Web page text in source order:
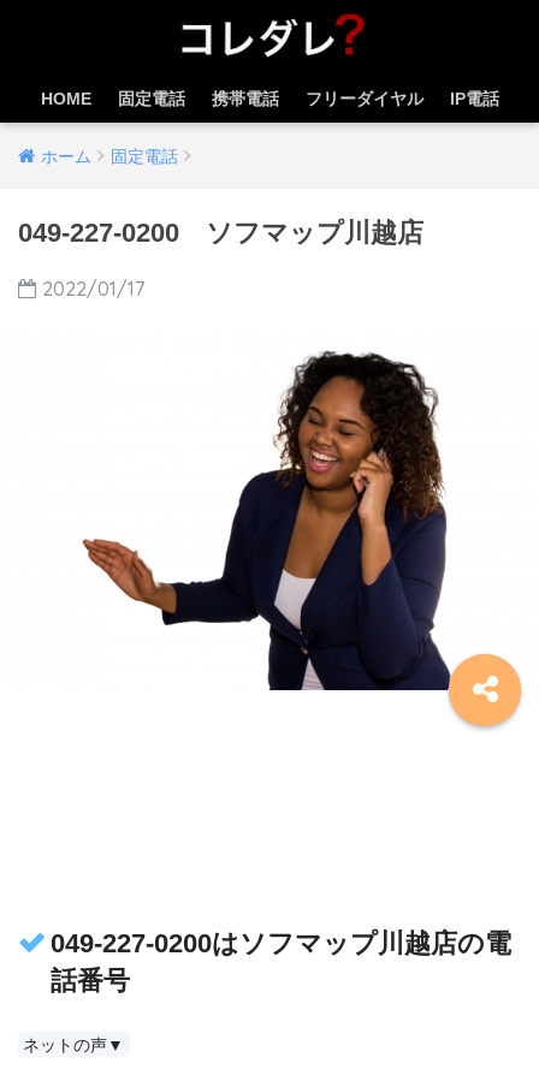
HOME 固定電話 携帯電話 フリーダイヤル IP電話
ホーム 固定電話
049-227-0200 ソフマップ川越店
2022/01/17
049-227-0200はソフマップ川越店の電
話番号
ネットの声▼